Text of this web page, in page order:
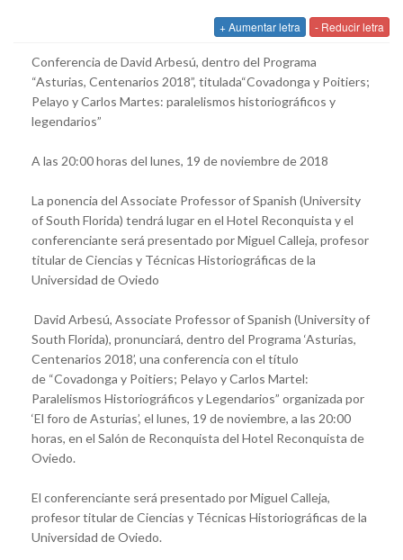
+ Aumentar letra - Reducir letra
Conferencia de David Arbesú, dentro del Programa
“Asturias, Centenarios 2018”, titulada“Covadonga y Poitiers;
Pelayo y Carlos Martes: paralelismos historiográficos y
legendarios”
A las 20:00 horas del lunes, 19 de noviembre de 2018
La ponencia del Associate Professor of Spanish (University
of South Florida) tendrá lugar en el Hotel Reconquista y el
conferenciante será presentado por Miguel Calleja, profesor
titular de Ciencias y Técnicas Historiográficas de la
Universidad de Oviedo
David Arbesú, Associate Professor of Spanish (University of
South Florida), pronunciará, dentro del Programa ‘Asturias,
Centenarios 2018’, una conferencia con el título
de “Covadonga y Poitiers; Pelayo y Carlos Martel:
Paralelismos Historiográficos y Legendarios” organizada por
‘El foro de Asturias’, el lunes, 19 de noviembre, a las 20:00
horas, en el Salón de Reconquista del Hotel Reconquista de
Oviedo.
El conferenciante será presentado por Miguel Calleja,
profesor titular de Ciencias y Técnicas Historiográficas de la
Universidad de Oviedo.